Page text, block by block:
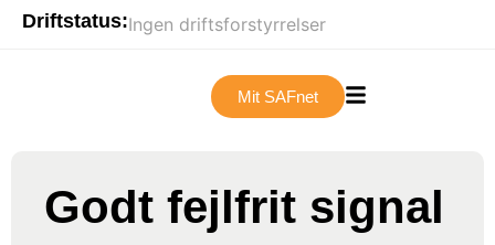
Driftstatus:Ingen driftsforstyrrelser
Mit SAFnet
Godt fejlfrit signal